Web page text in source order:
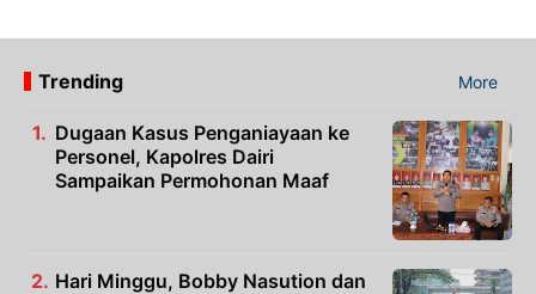
Trending More
Dugaan Kasus Penganiayaan ke
Personel, Kapolres Dairi
Sampaikan Permohonan Maaf
Hari Minggu, Bobby Nasution dan